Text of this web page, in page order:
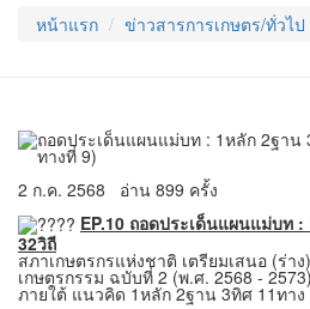
หน้าแรก ข่าวสารการเกษตร/ทั่วไป
2 ก.ค. 2568
อ่าน 899 ครั้ง
EP.10 ถอดประเด็นแผนแม่บท
32วิถี
สภาเกษตรกรแห่งชาติ เตรียมเสนอ (ร่
เกษตรกรรม ฉบับที่ 2 (พ.ศ. 2568 -
ภายใต้ แนวคิด 1หลัก 2ฐาน 3ทิศ 11ทาง